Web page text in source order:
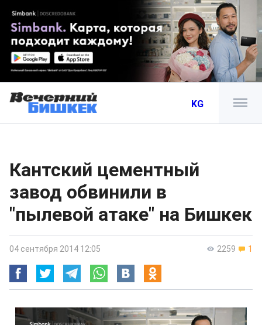
KG
Кантский цементный
завод обвинили в
"пылевой атаке" на Бишкек
2259 1
04 сентября 2014 12:05